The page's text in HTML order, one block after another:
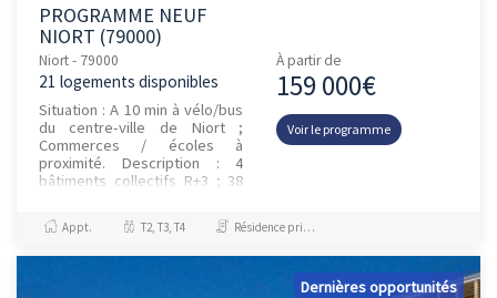
PROGRAMME NEUF
NIORT (79000)
Niort - 79000
21 logements disponibles
Situation : A 10 min à vélo/bus
du centre-ville de Niort ;
Commerces / écoles à
proximité. Description : 4
bâtiments collectifs R+3 ; 38
/ 6 T4 ; 44 places de...
À partir de
159 000€
Voir le programme
Appt. T2, T3, T4 Résidence principale / PTZ, Investissement et Défiscalisation
Dernières opportunités